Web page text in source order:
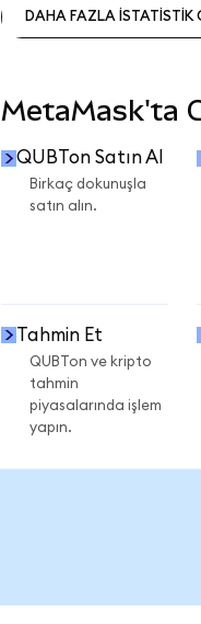
DAHA FAZLA İSTATİSTİK
MetaMask'ta
QUBTon Satın Al
Birkaç dokunuşla
satın alın.
Tahmin Et
QUBTon ve kripto
tahmin
piyasalarında işlem
yapın.